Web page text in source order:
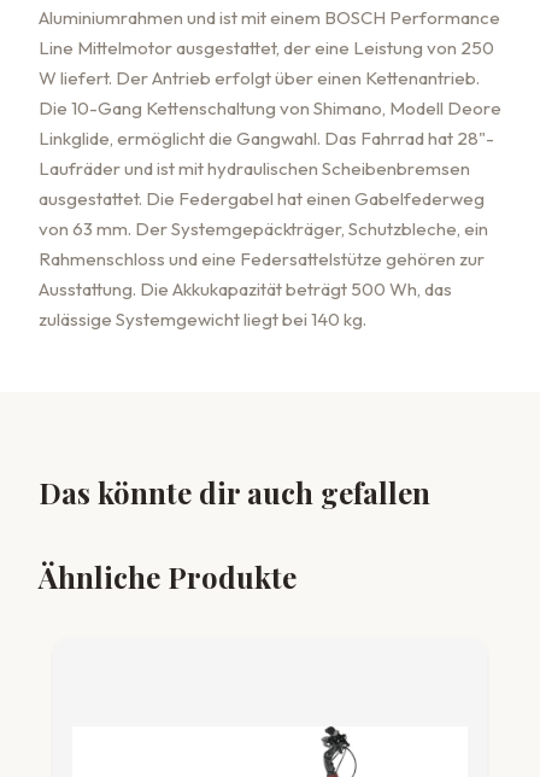
Aluminiumrahmen und ist mit einem BOSCH Performance
Line Mittelmotor ausgestattet, der eine Leistung von 250
W liefert. Der Antrieb erfolgt über einen Kettenantrieb.
Die 10-Gang Kettenschaltung von Shimano, Modell Deore
Linkglide, ermöglicht die Gangwahl. Das Fahrrad hat 28"-
Laufräder und ist mit hydraulischen Scheibenbremsen
ausgestattet. Die Federgabel hat einen Gabelfederweg
von 63 mm. Der Systemgepäckträger, Schutzbleche, ein
Rahmenschloss und eine Federsattelstütze gehören zur
Ausstattung. Die Akkukapazität beträgt 500 Wh, das
zulässige Systemgewicht liegt bei 140 kg.
Das könnte dir auch gefallen
Ähnliche Produkte